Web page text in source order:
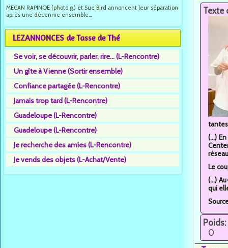
MEGAN RAPINOE (photo g.) et Sue Bird annoncent leur séparation
après une décennie ensemble...
LEZANNONCES de Tasse de Thé
Se voir, se découvrir, parler, rire... (L-Rencontre)
Un gîte à Vienne (Sortir ensemble)
Confiance partagée (L-Rencontre)
Jamais trop tard (L-Rencontre)
Guadeloupe (L-Rencontre)
Guadeloupe (L-Rencontre)
Je recherche des amies (L-Rencontre)
Je vends des objets (L-Achat/Vente)
Texte
(...)
Le
(...)
qui
Poids:
0